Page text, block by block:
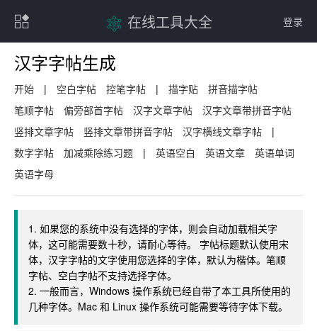
登录
在线工具大全
汉字字帖生成
开始 | 空白字帖 控笔字帖 | 描字贴
拼音描字帖
笔顺字帖
偏旁部首字帖 汉字文章字帖
汉字文章带拼音字帖
竖排文章字帖
竖排文章带拼音字帖 汉字横线文章字帖
|
数字字帖
加减乘除练习题 | 英语空白 英语文章
英语单词
英语字母
1. 如果您的系统中没有选择的字体，则会自动加载相关字
体，这可能需要数十秒，请耐心等待。 字帖标题默认使用宋
体，汉字字帖的文字使用您选择的字体，默认为楷体。笔顺
字帖、空白字帖不支持选择字体。
2. 一般而言，Windows 操作系统已经自带了本工具所使用的
几种字体。Mac 和 Linux 操作系统可能需要等待字体下载。